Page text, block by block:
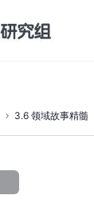
3.6 领域故事精髓